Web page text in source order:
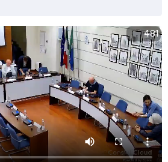
481